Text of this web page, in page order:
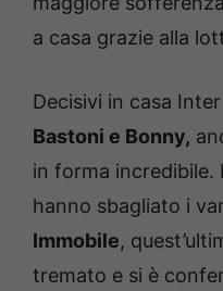
a casa grazie alla
Decisivi in casa
Bastoni e Bonny,
in forma incredibile.
hanno sbagliato i
Immobile,
tremato e si è